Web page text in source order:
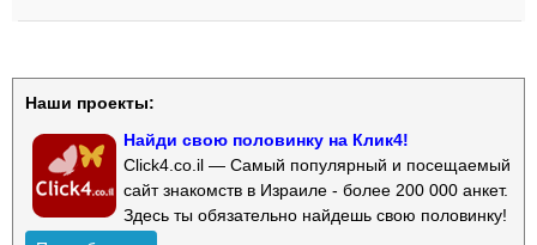
Наши проекты:
Найди свою половинку на Клик4!
Click4.co.il — Самый популярный и посещаемый
сайт знакомств в Израиле - более 200 000 анкет.
Здесь ты обязательно найдешь свою половинку!